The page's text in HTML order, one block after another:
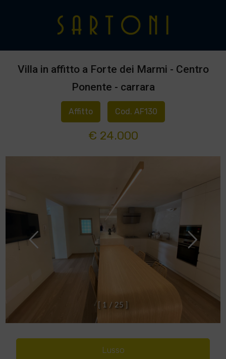
Villa in affitto a Forte dei Marmi - Centro
Ponente - carrara
Affitto Cod. AF130
€ 24.000
1 / 25
Lusso